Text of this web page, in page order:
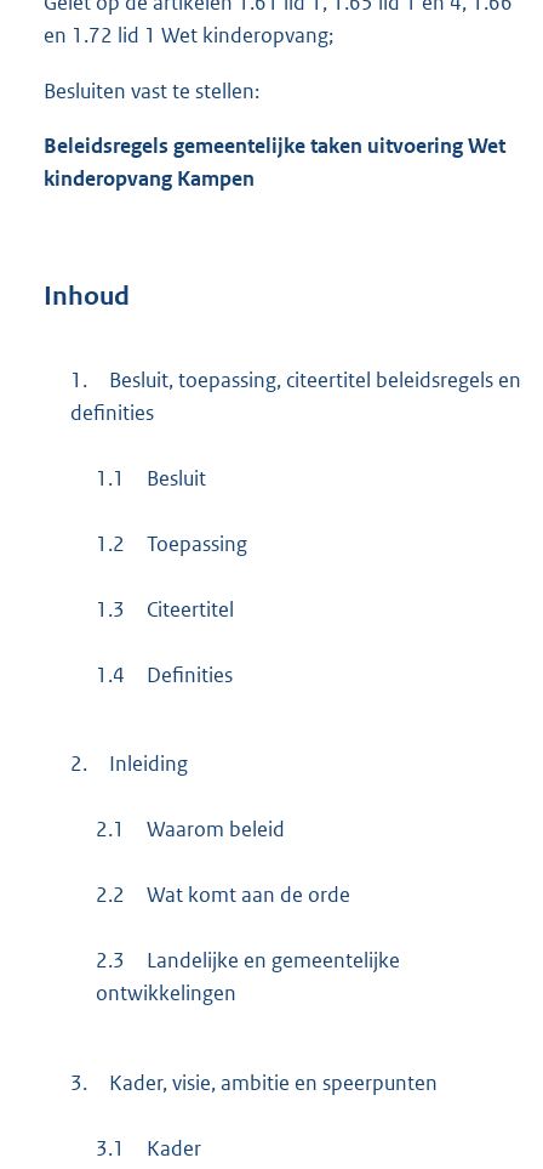
en 1.72 lid 1 Wet kinderopvang;
Besluiten vast te stellen:
Beleidsregels gemeentelijke taken uitvoering Wet
kinderopvang Kampen
Inhoud
1.
Besluit, toepassing, citeertitel beleidsregels en
definities
1.1 Besluit
1.2 Toepassing
1.3 Citeertitel
1.4 Definities
2. Inleiding
2.1 Waarom beleid
2.2 Wat komt aan de orde
2.3
Landelijke en gemeentelijke
ontwikkelingen
3. Kader, visie, ambitie en speerpunten
3.1 Kader